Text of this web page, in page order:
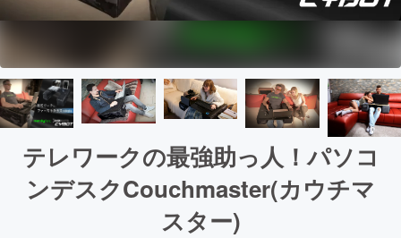
テレワークの最強助っ人！パソコ
ンデスクCouchmaster(カウチマ
スター)